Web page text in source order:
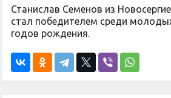
Станислав Семенов из
стал победителем среди
годов рождения.